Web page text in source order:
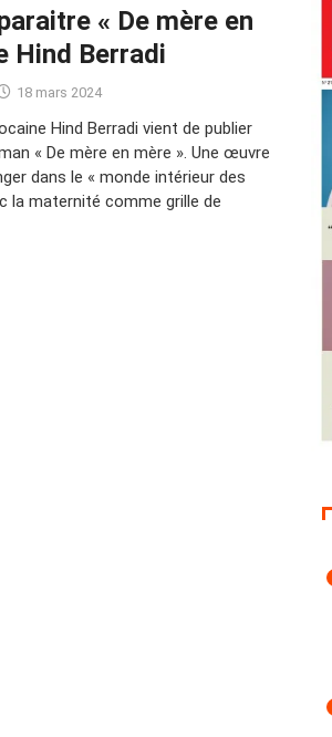
« De mère en
Hind Berradi
18 mars 2024
Hind Berradi vient de publier
« De mère en mère ». Une œuvre
dans le « monde intérieur des
la maternité comme grille de